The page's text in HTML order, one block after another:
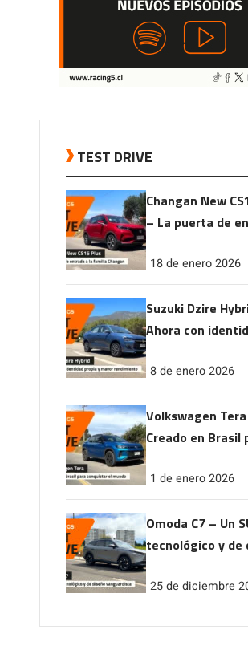
TEST DRIVE
Changan New
– La puerta de
18 de enero 2026
Suzuki Dzire
Ahora con
rendimiento
8 de enero 2026
Volkswagen
Creado en Brasil
1 de enero 2026
Omoda C7 – Un
tecnológico y de
25 de diciembre